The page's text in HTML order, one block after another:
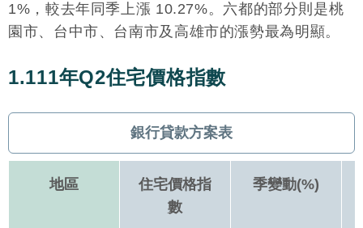
1%，較去年同季上漲 10.27%。六都的部分則是桃
園市、台中市、台南市及高雄市的漲勢最為明顯。
1.111年Q2住宅價格指數
銀行貸款方案表
地區
住宅價格指
數
季變動(%)